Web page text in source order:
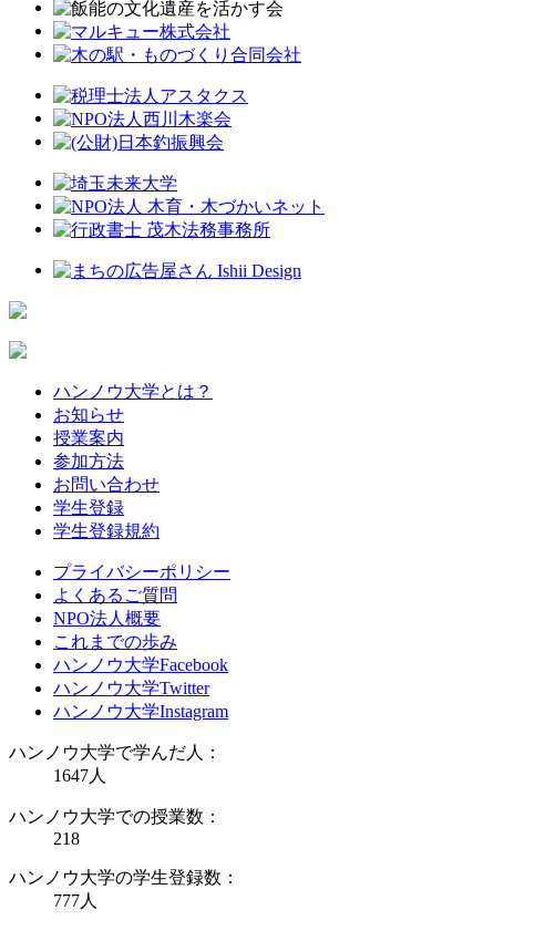
ハンノウ大学とは？
お知らせ
授業案内
参加方法
お問い合わせ
学生登録
学生登録規約
プライバシーポリシー
よくあるご質問
NPO法人概要
これまでの歩み
ハンノウ大学Facebook
ハンノウ大学Twitter
ハンノウ大学Instagram
ハンノウ大学で学んだ人：
1647人
ハンノウ大学での授業数：
218
ハンノウ大学の学生登録数：
777人